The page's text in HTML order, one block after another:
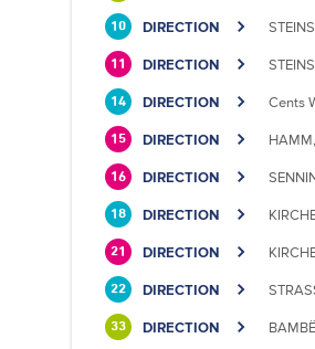
10 DIRECTION
11 DIRECTION
14 DIRECTION Cents
15 DIRECTION
16 DIRECTION
18 DIRECTION
21 DIRECTION
22 DIRECTION
33 DIRECTION